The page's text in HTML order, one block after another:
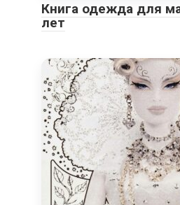
Книга одежда для
лет